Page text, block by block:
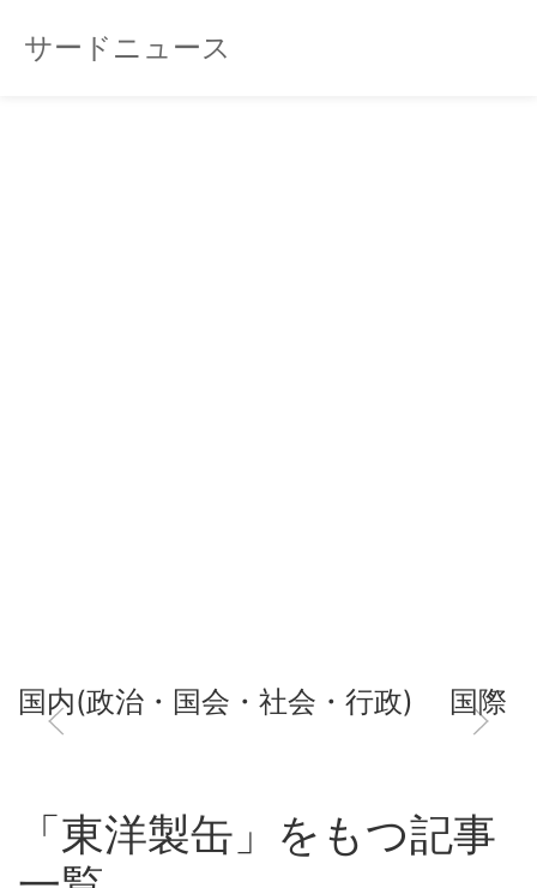
サードニュース
国内(政治・国会・社会・行政) 国際
「東洋製缶」をもつ記事